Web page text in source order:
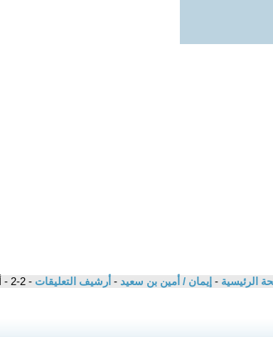
الرئيسية - إيمان / أمين بن سعيد - أرشيف التعليقات - 2-2 - أمين بن سعيد